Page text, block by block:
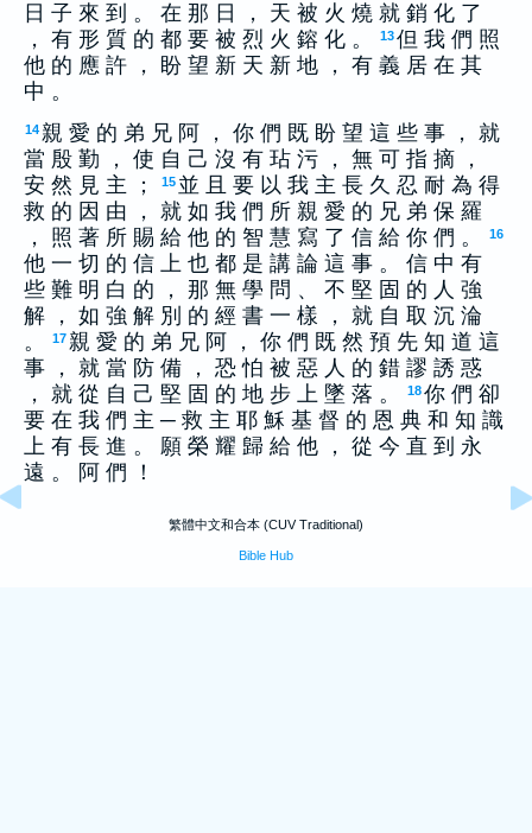
日 子 來 到 。 在 那 日 ， 天 被 火 燒 就 銷 化 了
， 有 形 質 的 都 要 被 烈 火 鎔 化 。
13但 我 們 照
他 的 應 許 ， 盼 望 新 天 新 地 ， 有 義 居 在 其
中 。
14親 愛 的 弟 兄 阿 ， 你 們 既 盼 望 這 些 事 ， 就
當 殷 勤 ， 使 自 己 沒 有 玷 污 ， 無 可 指 摘 ，
安 然 見 主 ；
15 並 且 要 以 我 主 長 久 忍 耐 為 得
救 的 因 由 ， 就 如 我 們 所 親 愛 的 兄 弟 保 羅
， 照 著 所 賜 給 他 的 智 慧 寫 了 信 給 你 們 。
16
他 一 切 的 信 上 也 都 是 講 論 這 事 。 信 中 有
些 難 明 白 的 ， 那 無 學 問 、 不 堅 固 的 人 強
解 ， 如 強 解 別 的 經 書 一 樣 ， 就 自 取 沉 淪
。
17親 愛 的 弟 兄 阿 ， 你 們 既 然 預 先 知 道 這
事 ， 就 當 防 備 ， 恐 怕 被 惡 人 的 錯 謬 誘 惑
， 就 從 自 己 堅 固 的 地 步 上 墜 落 。
18你 們 卻
要 在 我 們 主 ─ 救 主 耶 穌 基 督 的 恩 典 和 知 識
上 有 長 進 。 願 榮 耀 歸 給 他 ， 從 今 直 到 永
遠 。 阿 們 ！
繁體中文和合本 (CUV Traditional)
Bible Hub